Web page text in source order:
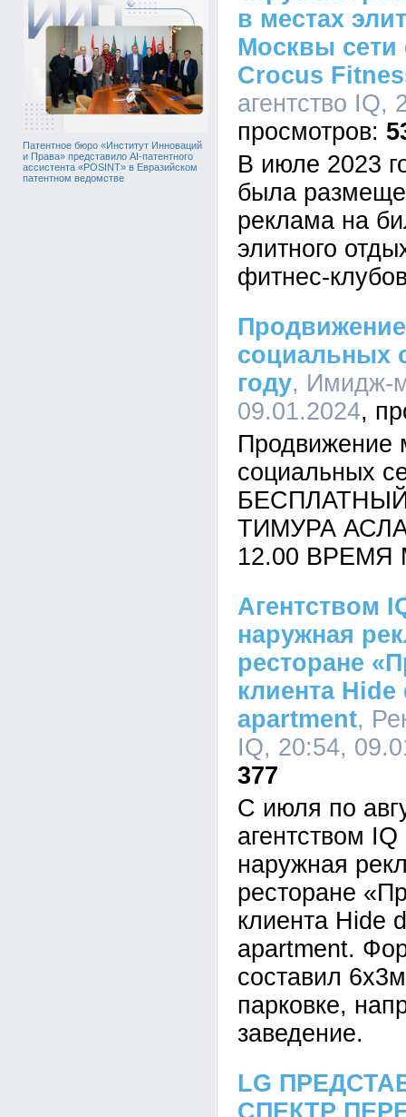
Патентное бюро «Институт Инноваций
и Права» представило AI-патентного
ассистента «POSINT» в Евразийском
патентном ведомстве
в местах
Москвы сети
Crocus
агентство IQ,
В июле 2023
была
реклама на
элитного
фитнес-
социальных
году, Имидж-
09.01.2024
Продвижение
социальных
ТИМУРА
12.00
Агентством
наружная
ресторане
клиента
apartment,
IQ, 20:54,
377
С июля по
агентством
наружная
ресторане
клиента Hide
apartment.
составил
парковке,
заведение.
LG
СПЕКТР